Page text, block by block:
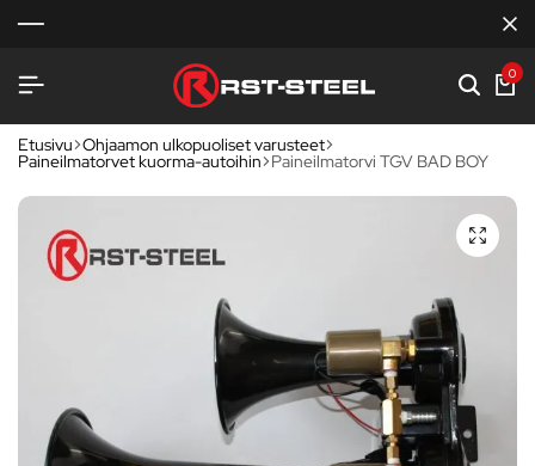
0
Etusivu Ohjaamon ulkopuoliset varusteet
Paineilmatorvet kuorma-autoihin Paineilmatorvi TGV BAD BOY